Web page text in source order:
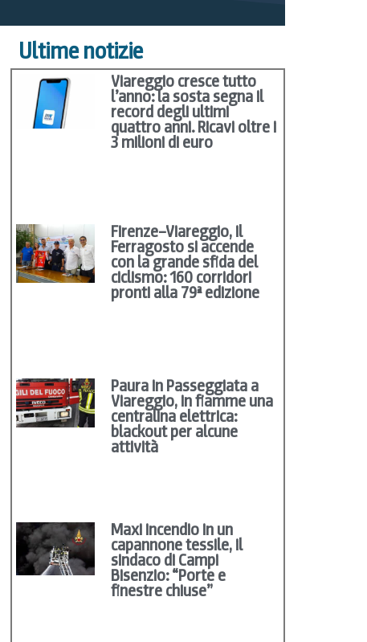
Ultime notizie
Viareggio cresce tutto
l’anno: la sosta segna il
record degli ultimi
quattro anni. Ricavi oltre i
3 milioni di euro
Firenze–Viareggio, il
Ferragosto si accende
con la grande sfida del
ciclismo: 160 corridori
pronti alla 79ª edizione
Paura in Passeggiata a
Viareggio, in fiamme una
centralina elettrica:
blackout per alcune
attività
Maxi incendio in un
capannone tessile, il
sindaco di Campi
Bisenzio: “Porte e
finestre chiuse”